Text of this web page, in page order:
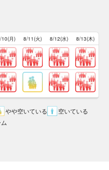
10(月) 8/11(火) 8/12(水) 8/13(木)
やや空いている
空いている